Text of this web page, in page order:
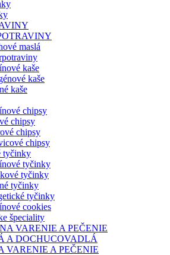
maslá
kaše
kaše
kaše
chipsy
chipsy
chipsy
chipsy
tyčinky
tyčinky
tyčinky
tyčinky
tyčinky
cookies
špeciality
VARENIE A PEČENIE
A DOCHUCOVADLÁ
VARENIE A PEČENIE